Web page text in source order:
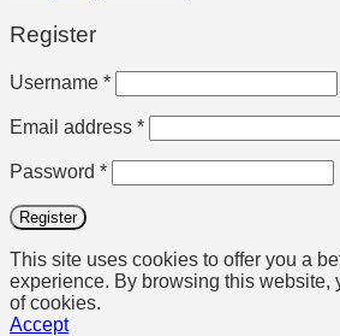
Register
Username *Required
Email address *Required
Password *Required
Register
This site uses cookies to offer you a
experience. By browsing this website,
of cookies.
Accept